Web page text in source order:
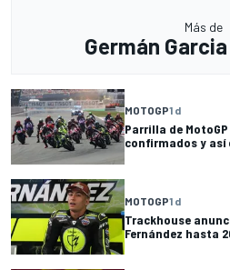
Más de
Germán
MOTOGP1 d
Parrilla de
confirmados y así
MOTOGP1 d
Trackhouse
Fernández hasta